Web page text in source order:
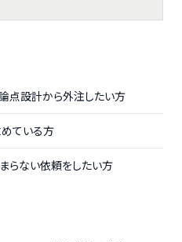
点設計から外注したい方
ている方
らない依頼をしたい方